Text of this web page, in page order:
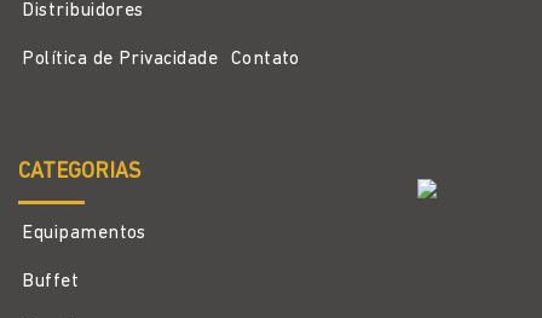
Distribuidores
Política de Privacidade Contato
CATEGORIAS
Equipamentos
Buffet